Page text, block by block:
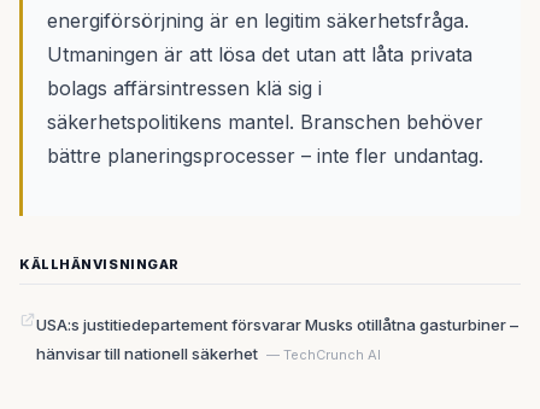
energiförsörjning är en legitim säkerhetsfråga.
Utmaningen är att lösa det utan att låta privata
bolags affärsintressen klä sig i
säkerhetspolitikens mantel. Branschen behöver
bättre planeringsprocesser – inte fler undantag.
KÄLLHÄNVISNINGAR
USA:s justitiedepartement försvarar Musks otillåtna gasturbiner –
hänvisar till nationell säkerhet — TechCrunch AI